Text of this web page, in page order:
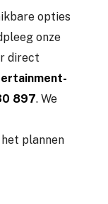
opties
onze
direct
897. We
plannen